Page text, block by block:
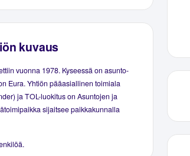
kuvaus
vuonna 1978. Kyseessä on asunto-
Eura. Yhtiön pääasiallinen toimiala
ja TOL-luokitus on Asuntojen ja
sijaitsee paikkakunnalla